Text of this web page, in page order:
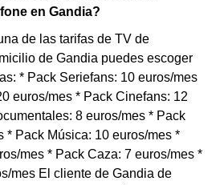
en Gandia?
de las tarifas de TV de
de Gandia puedes escoger
* Pack Seriefans: 10 euros/mes
euros/mes * Pack Cinefans: 12
8 euros/mes * Pack
* Pack Música: 10 euros/mes *
mes * Pack Caza: 7 euros/mes *
mes El cliente de Gandia de